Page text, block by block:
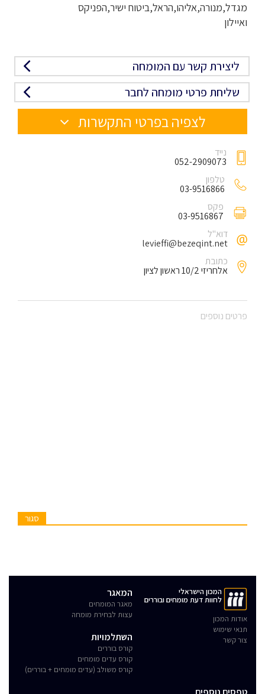
מגדל,מנורה,אליהו,הראל,ביטוח ישיר,הפניקס
ואיילון
ליצירת קשר עם המומחה
שליחת פרטי מומחה לחבר
לצפיה בפרטי התקשרות
נייד
052-2909073
טלפון
03-9516866
פקס
03-9516867
דוא"ל
levieffi@bezeqint.net
כתובת
אלחריזי 10/2 ראשון לציון
פרטים נוספים
סגור
המכון הישראלי
לחוות דעת מומחים ובוררים
אודות המכון
תנאי שימוש
צור קשר
המאגר
מאגר המומחים
עצות לבחירת מומחה
השתלמויות
קורס בוררים
קורס עדים מומחים
קורס משולב (עדים מומחים + בוררים)